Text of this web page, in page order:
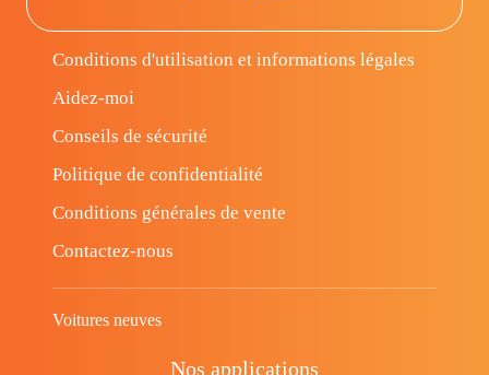
Conditions d'utilisation et informations légales
Aidez-moi
Conseils de sécurité
Politique de confidentialité
Conditions générales de vente
Contactez-nous
Voitures neuves
Nos applications